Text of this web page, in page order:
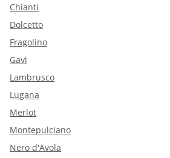
Chianti
Dolcetto
Fragolino
Gavi
Lambrusco
Lugana
Merlot
Montepulciano
Nero d'Avola